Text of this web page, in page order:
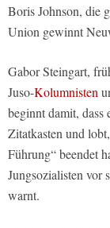
Boris Johnson, die
Union gewinnt
Gabor Steingart,
Juso-Kolumnisten
beginnt damit, dass
Zitatkasten und
Führung“ beendet
Jungsozialisten vor
warnt.